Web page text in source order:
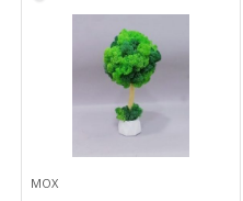
МОХ